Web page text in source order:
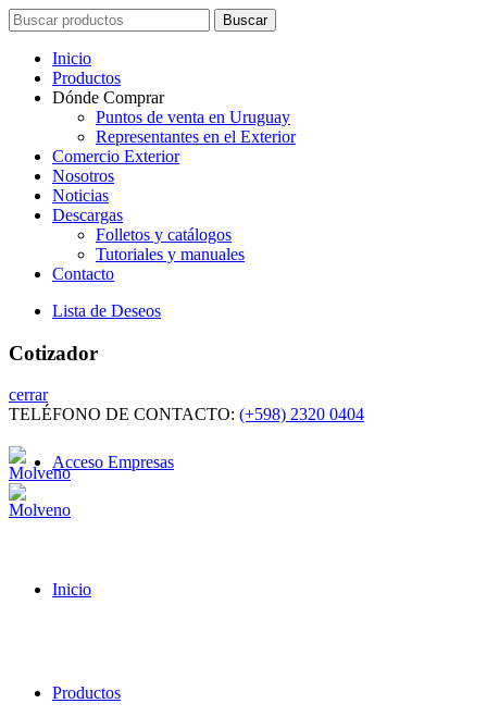
Search
for:
Buscar
Inicio
Productos
Dónde Comprar
Puntos de venta en Uruguay
Representantes en el Exterior
Comercio Exterior
Nosotros
Noticias
Descargas
Folletos y catálogos
Tutoriales y manuales
Contacto
Lista de Deseos
Cotizador
cerrar
TELÉFONO DE CONTACTO: (+598) 2320 0404
Acceso Empresas
Inicio
Productos